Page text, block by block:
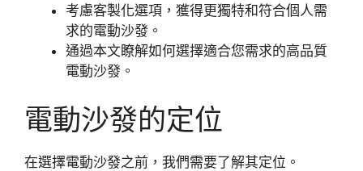
考慮客製化選項，獲得更獨特和符合個人需
求的電動沙發。
通過本文瞭解如何選擇適合您需求的高品質
電動沙發。
電動沙發的定位
在選擇電動沙發之前，我們需要了解其定位。